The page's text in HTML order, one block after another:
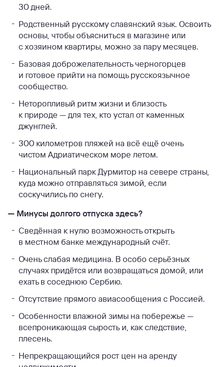
30 дней.
Родственный русскому славянский язык. Освоить
основы, чтобы объясниться в магазине или
с хозяином квартиры, можно за пару месяцев.
Базовая доброжелательность черногорцев
и готовое прийти на помощь русскоязычное
сообщество.
Неторопливый ритм жизни и близость
к природе — для тех, кто устал от каменных
джунглей.
300 километров пляжей на всё ещё очень
чистом Адриатическом море летом.
Национальный парк Дурмитор на севере страны,
куда можно отправляться зимой, если
соскучились по снегу.
— Минусы долгого отпуска здесь?
Сведённая к нулю возможность открыть
в местном банке международный счёт.
Очень слабая медицина. В особо серьёзных
случаях придётся или возвращаться домой, или
ехать в соседнюю Сербию.
Отсутствие прямого авиасообщения с Россией.
Особенности влажной зимы на побережье —
всепроникающая сырость и, как следствие,
плесень.
Непрекращающийся рост цен на аренду